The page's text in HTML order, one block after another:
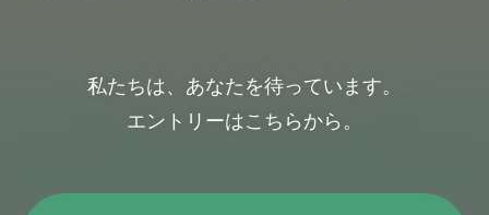
私たちは、あなたを待っています。
エントリーはこちらから。